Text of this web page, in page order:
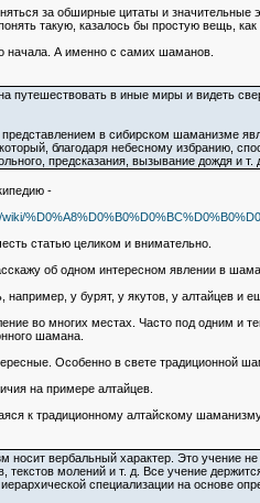
за обширные цитаты и значительные
такую, казалось бы простую вещь,
начала. А именно с самих шаманов.
путешествовать в иные миры и видеть
в сибирском шаманизме
благодаря небесному избранию,
предсказания, вызывание дождя и т.
-
статью целиком и внимательно.
об одном интересном явлении в
у бурят, у якутов, у алтайцев и
во многих местах. Часто под одним
шамана.
Особенно в свете традиционной
на примере алтайцев.
к традиционному алтайскому
носит вербальный характер. Это учение
текстов молений и т. д. Все учение
специализации на основе